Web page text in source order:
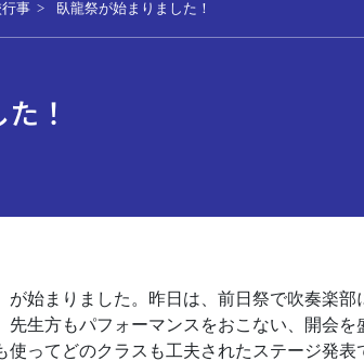
事 臥龍祭が始まりました！
！
が始まりました。昨日は、前日祭で吹奏楽
先生方もパフォーマンスをおこない、開会
使ってどのクラスも工夫されたステージ発表